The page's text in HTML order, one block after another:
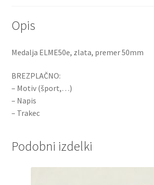
Opis
Medalja ELME50e, zlata, premer 50mm
BREZPLAČNO:
– Motiv (šport,…)
– Napis
– Trakec
Podobni izdelki